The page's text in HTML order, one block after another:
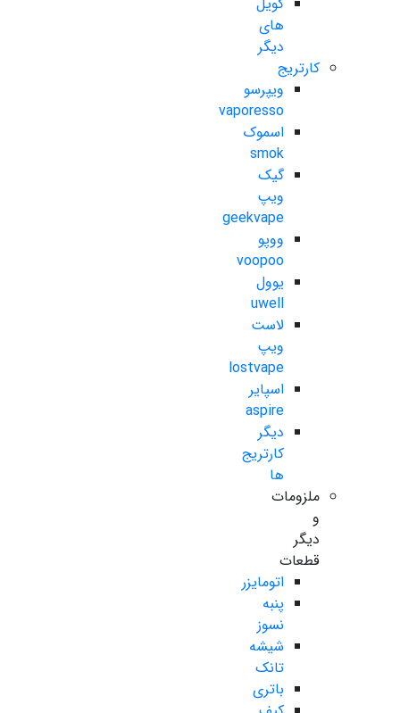
های
دیگر
کارتریج
ویپرسو
vaporesso
اسموک
smok
گیک
ویپ
geekvape
ووپو
voopoo
یوول
uwell
لاست
ویپ
lostvape
اسپایر
aspire
دیگر
کارتریج
ها
ملزومات
و
دیگر
قطعات
اتومایزر
پنبه
نسوز
شیشه
تانک
باتری